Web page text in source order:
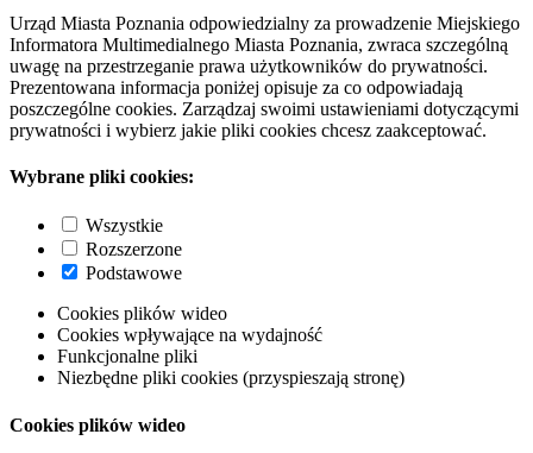
Urząd Miasta Poznania odpowiedzialny za prowadzenie Miejskiego
Informatora Multimedialnego Miasta Poznania, zwraca szczególną
uwagę na przestrzeganie prawa użytkowników do prywatności.
Prezentowana informacja poniżej opisuje za co odpowiadają
poszczególne cookies. Zarządzaj swoimi ustawieniami dotyczącymi
prywatności i wybierz jakie pliki cookies chcesz zaakceptować.
Wybrane pliki cookies:
Wszystkie
Rozszerzone
Podstawowe
Cookies plików wideo
Cookies wpływające na wydajność
Funkcjonalne pliki
Niezbędne pliki cookies (przyspieszają stronę)
Cookies plików wideo